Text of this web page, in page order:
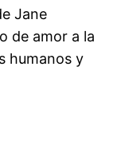
Jane
de amor a la
humanos y